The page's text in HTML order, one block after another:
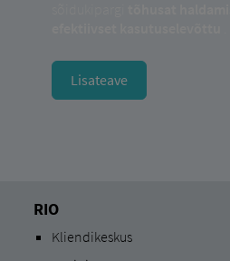
Lisateave
RIO
Kliendikeskus